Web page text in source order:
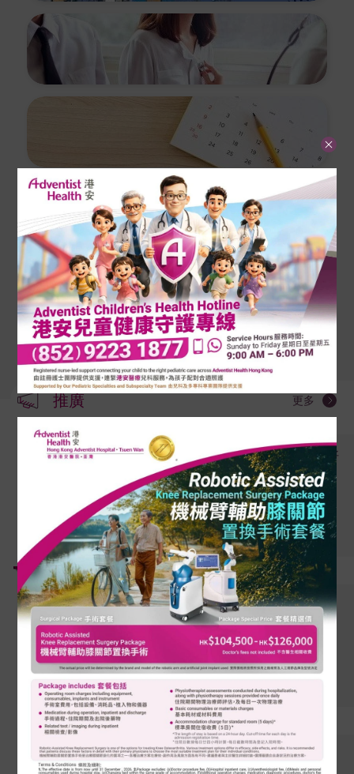
設施
預約服務
服務收費
病人須知
推廣 更多
產科限時優惠：喜迎新生命，把愛更好
利用
2026年8月1日
機械臂輔助膝關節置換手術
港安兒童健康守護專線